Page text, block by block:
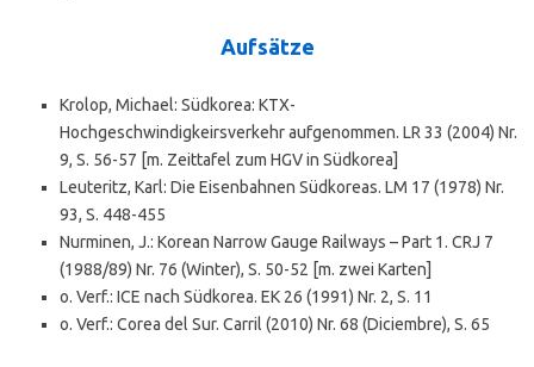
Aufsätze
Krolop, Michael: Südkorea: KTX-
Hochgeschwindigkeirsverkehr aufgenommen. LR 33 (2004) Nr.
9, S. 56-57 [m. Zeittafel zum HGV in Südkorea]
Leuteritz, Karl: Die Eisenbahnen Südkoreas. LM 17 (1978) Nr.
93, S. 448-455
Nurminen, J.: Korean Narrow Gauge Railways – Part 1. CRJ 7
(1988/89) Nr. 76 (Winter), S. 50-52 [m. zwei Karten]
o. Verf.: ICE nach Südkorea. EK 26 (1991) Nr. 2, S. 11
o. Verf.: Corea del Sur. Carril (2010) Nr. 68 (Diciembre), S. 65